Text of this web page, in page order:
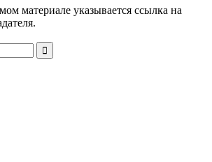
материале указывается ссылка на